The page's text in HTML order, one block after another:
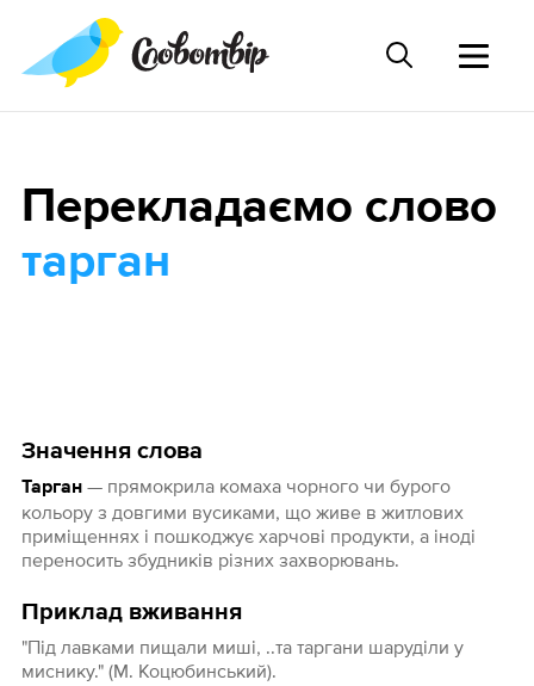
Значення слова
Тарган— прямокрила комаха чорного чи бурого
кольору з довгими вусиками, що живе в житлових
приміщеннях і пошкоджує харчові продукти, а іноді
переносить збудників різних захворювань.
Приклад вживання
"Під лавками пищали миші, ..та таргани шаруділи у
миснику." (М. Коцюбинський).
Перекладаємо слово
тарган